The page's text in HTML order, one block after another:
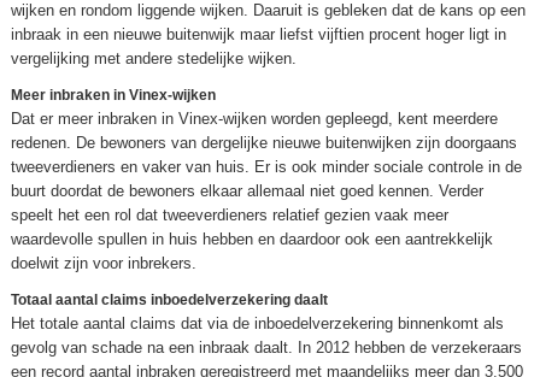
wijken en rondom liggende wijken. Daaruit is gebleken dat de kans op een
inbraak in een nieuwe buitenwijk maar liefst vijftien procent hoger ligt in
vergelijking met andere stedelijke wijken.
Meer inbraken in Vinex-wijken
Dat er meer inbraken in Vinex-wijken worden gepleegd, kent meerdere
redenen. De bewoners van dergelijke nieuwe buitenwijken zijn doorgaans
tweeverdieners en vaker van huis. Er is ook minder sociale controle in de
buurt doordat de bewoners elkaar allemaal niet goed kennen. Verder
speelt het een rol dat tweeverdieners relatief gezien vaak meer
waardevolle spullen in huis hebben en daardoor ook een aantrekkelijk
doelwit zijn voor inbrekers.
Totaal aantal claims inboedelverzekering daalt
Het totale aantal claims dat via de inboedelverzekering binnenkomt als
gevolg van schade na een inbraak daalt. In 2012 hebben de verzekeraars
een record aantal inbraken geregistreerd met maandelijks meer dan 3.500